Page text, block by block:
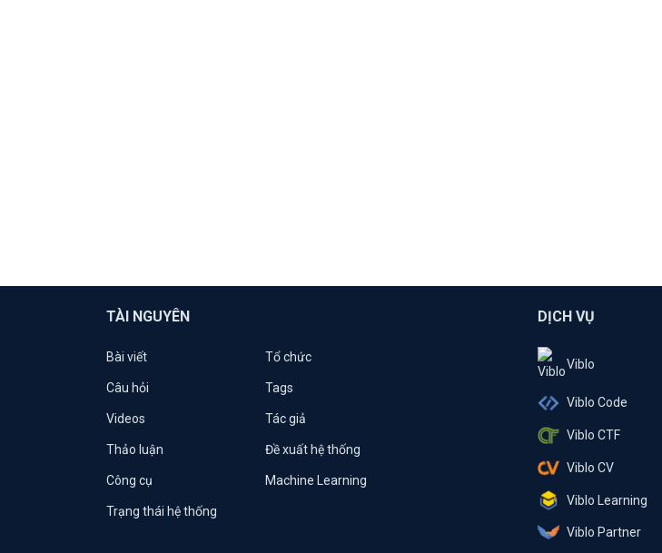
TÀI NGUYÊN
Bài viết Tổ chức
Câu hỏi Tags
Videos Tác giả
Thảo luận Đề xuất hệ thống
Công cụ Machine Learning
Trạng thái hệ thống
DỊCH VỤ
Viblo
Viblo Code
Viblo CTF
Viblo CV
Viblo Learning
Viblo Partner